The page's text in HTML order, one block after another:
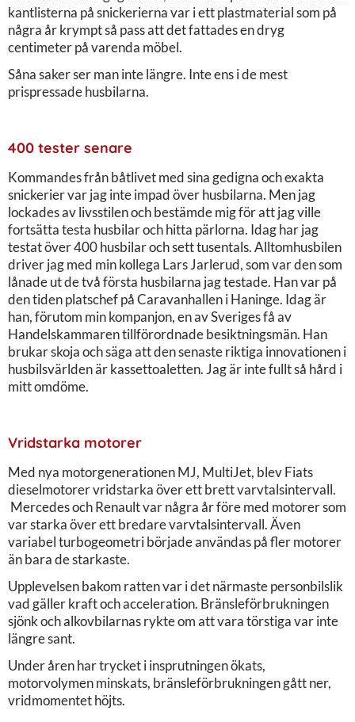
kantlisterna på snickerierna var i ett plastmaterial som på
några år krympt så pass att det fattades en dryg
centimeter på varenda möbel.
Såna saker ser man inte längre. Inte ens i de mest
prispressade husbilarna.
400 tester senare
Kommandes från båtlivet med sina gedigna och exakta
snickerier var jag inte impad över husbilarna. Men jag
lockades av livsstilen och bestämde mig för att jag ville
fortsätta testa husbilar och hitta pärlorna. Idag har jag
testat över 400 husbilar och sett tusentals. Alltomhusbilen
driver jag med min kollega Lars Jarlerud, som var den som
lånade ut de två första husbilarna jag testade. Han var på
den tiden platschef på Caravanhallen i Haninge. Idag är
han, förutom min kompanjon, en av Sveriges få av
Handelskammaren tillförordnade besiktningsmän. Han
brukar skoja och säga att den senaste riktiga innovationen i
husbilsvärlden är kassettoaletten. Jag är inte fullt så hård i
mitt omdöme.
Vridstarka motorer
Med nya motorgenerationen MJ, MultiJet, blev Fiats
dieselmotorer vridstarka över ett brett varvtalsintervall.
Mercedes och Renault var några år före med motorer som
var starka över ett bredare varvtalsintervall. Även
variabel turbogeometri började användas på fler motorer
än bara de starkaste.
Upplevelsen bakom ratten var i det närmaste personbilslik
vad gäller kraft och acceleration. Bränsleförbrukningen
sjönk och alkovbilarnas rykte om att vara törstiga var inte
längre sant.
Under åren har trycket i insprutningen ökats,
motorvolymen minskats, bränsleförbrukningen gått ner,
vridmomentet höjts.